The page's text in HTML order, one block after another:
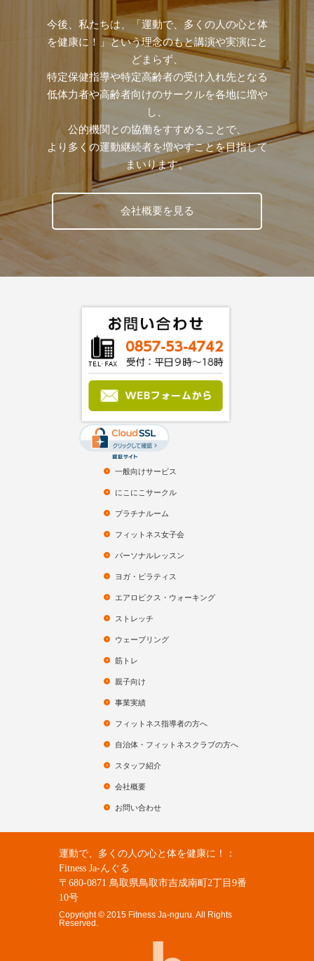
今後、私たちは、「運動で、多くの人の心と体
を健康に！」という理念のもと講演や実演にと
どまらず、
特定保健指導や特定高齢者の受け入れ先となる
低体力者や高齢者向けのサークルを各地に増や
し、
公的機関との協働をすすめることで、
より多くの運動継続者を増やすことを目指して
まいります。
会社概要を見る
一般向けサービス
にこにこサークル
プラチナルーム
フィットネス女子会
パーソナルレッスン
ヨガ・ピラティス
エアロビクス・ウォーキング
ストレッチ
ウェーブリング
筋トレ
親子向け
事業実績
フィットネス指導者の方へ
自治体・フィットネスクラブの方へ
スタッフ紹介
会社概要
お問い合わせ
運動で、多くの人の心と体を健康に！：
Fitness Ja-んぐる
〒680-0871 鳥取県鳥取市吉成南町2丁目9番
10号
Copyright © 2015 Fitness Ja-nguru. All Rights
Reserved.